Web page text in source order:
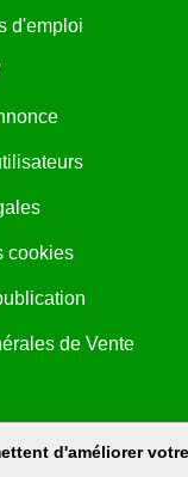
d'améliorer
d'emploi
cookies
de Vente